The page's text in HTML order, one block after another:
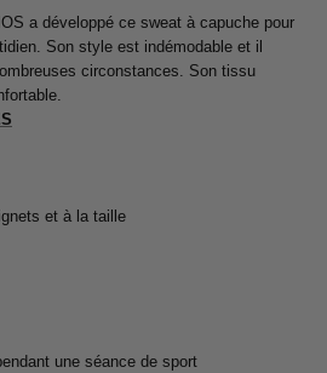
a développé ce sweat à capuche pour
Son style est indémodable et il
circonstances. Son tissu
et à la taille
une séance de sport